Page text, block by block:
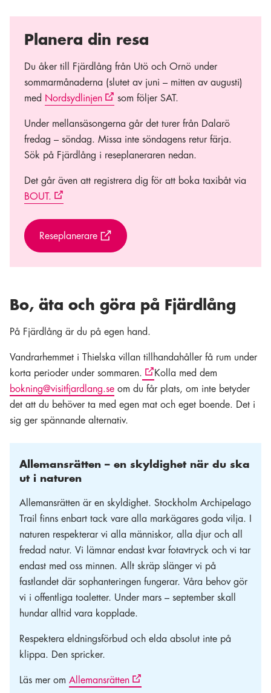
Planera din resa
Du åker till Fjärdlång från Utö och Ornö under
sommarmånaderna (slutet av juni – mitten av augusti)
med Nordsydlinjen som följer SAT.
Under mellansäsongerna går det turer från Dalarö
fredag – söndag. Missa inte söndagens retur färja.
Sök på Fjärdlång i reseplaneraren nedan.
Det går även att registrera dig för att boka taxibåt via
BOUT.
Reseplanerare
Bo, äta och göra på Fjärdlång
På Fjärdlång är du på egen hand.
Vandrarhemmet i Thielska villan tillhandahåller få rum under
korta perioder under sommaren.
Kolla med dem
bokning@visitfjardlang.se om du får plats, om inte betyder
det att du behöver ta med egen mat och eget boende. Det i
sig ger spännande alternativ.
Allemansrätten – en skyldighet när du ska
ut i naturen
Allemansrätten är en skyldighet. Stockholm Archipelago
Trail finns enbart tack vare alla markägares goda vilja. I
naturen respekterar vi alla människor, alla djur och all
fredad natur. Vi lämnar endast kvar fotavtryck och vi tar
endast med oss minnen. Allt skräp slänger vi på
fastlandet där sophanteringen fungerar. Våra behov gör
vi i offentliga toaletter. Under mars – september skall
hundar alltid vara kopplade.
Respektera eldningsförbud och elda absolut inte på
klippa. Den spricker.
Läs mer om Allemansrätten